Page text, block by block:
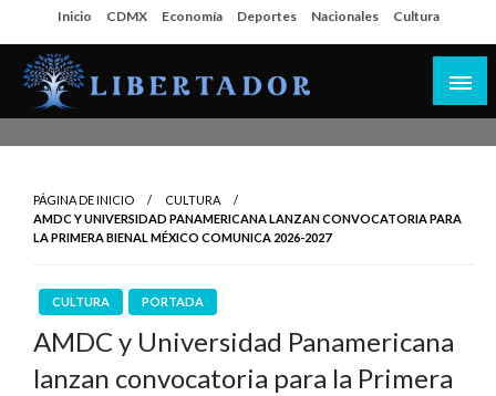
al
contenido
Inicio CDMX Economía Deportes Nacionales Cultura
PÁGINA DE INICIO
CULTURA
AMDC Y UNIVERSIDAD PANAMERICANA LANZAN CONVOCATORIA PARA
LA PRIMERA BIENAL MÉXICO COMUNICA 2026-2027
CULTURA PORTADA
AMDC y Universidad Panamericana
lanzan convocatoria para la Primera